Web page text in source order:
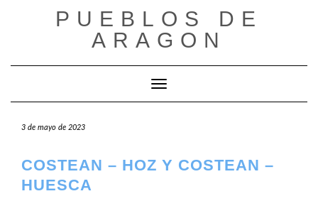
PUEBLOS DE
ARAGON
Cambiar modo de navegación
3 de mayo de 2023
COSTEAN – HOZ Y COSTEAN –
HUESCA